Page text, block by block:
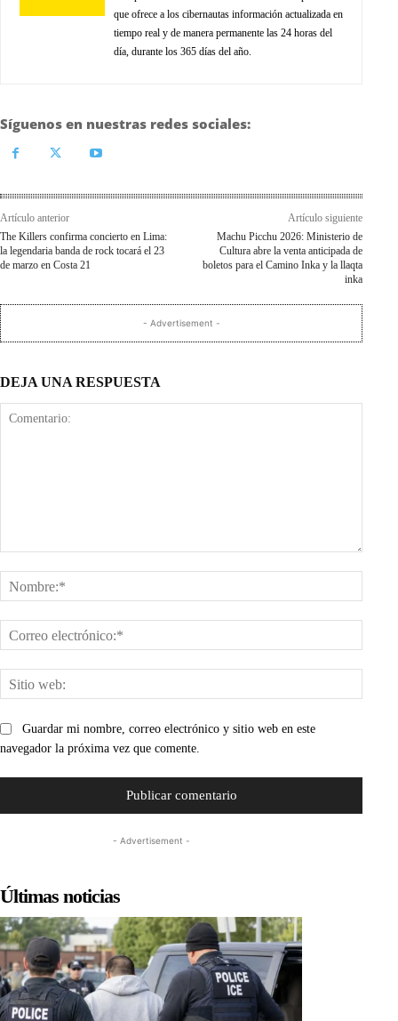
que ofrece a los cibernautas información actualizada en
tiempo real y de manera permanente las 24 horas del
día, durante los 365 días del año.
Síguenos en nuestras redes sociales:
Artículo anterior
The Killers confirma concierto en Lima:
la legendaria banda de rock tocará el 23
de marzo en Costa 21
Artículo siguiente
Machu Picchu 2026: Ministerio de
Cultura abre la venta anticipada de
boletos para el Camino Inka y la llaqta
inka
- Advertisement -
DEJA UNA RESPUESTA
web:
Guardar mi nombre, correo electrónico y sitio web en este
navegador la próxima vez que comente.
- Advertisement -
Últimas noticias